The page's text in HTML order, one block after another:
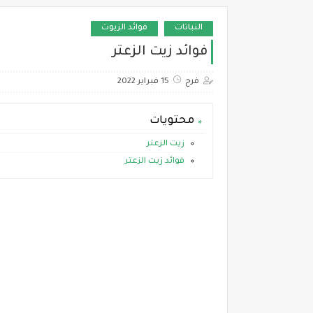
النباتات فوائد الزيوت
فوائد زيت الزعتر
فرح 15 فبراير 2022
محتويات
زيت الزعتر
فوائد زيت الزعتر